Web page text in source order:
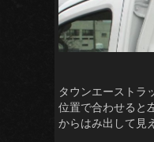
タウンエーストラ
位置で合わせると
からはみ出して見